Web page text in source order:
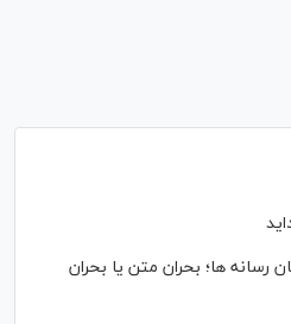
رسانه ها؛ بحران متن یا بحران